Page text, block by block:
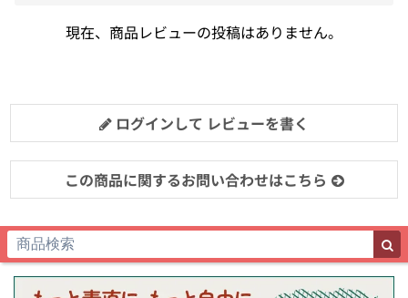
現在、商品レビューの投稿はありません。
ログインして レビューを書く
この商品に関するお問い合わせはこちら